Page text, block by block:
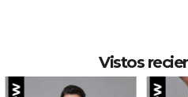
Vistos